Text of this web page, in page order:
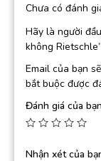
Chưa có đánh
Hãy là người
không Rietschle”
Email của bạn
bắt buộc được
Đánh giá của bạn
Nhận xét của